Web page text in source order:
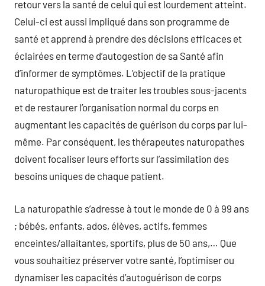
retour vers la santé de celui qui est lourdement atteint.
Celui-ci est aussi impliqué dans son programme de
santé et apprend à prendre des décisions efficaces et
éclairées en terme d’autogestion de sa Santé afin
d’informer de symptômes. L’objectif de la pratique
naturopathique est de traiter les troubles sous-jacents
et de restaurer l’organisation normal du corps en
augmentant les capacités de guérison du corps par lui-
même. Par conséquent, les thérapeutes naturopathes
doivent focaliser leurs efforts sur l’assimilation des
besoins uniques de chaque patient.
La naturopathie s’adresse à tout le monde de 0 à 99 ans
; bébés, enfants, ados, élèves, actifs, femmes
enceintes/allaitantes, sportifs, plus de 50 ans,… Que
vous souhaitiez préserver votre santé, l’optimiser ou
dynamiser les capacités d’autoguérison de corps